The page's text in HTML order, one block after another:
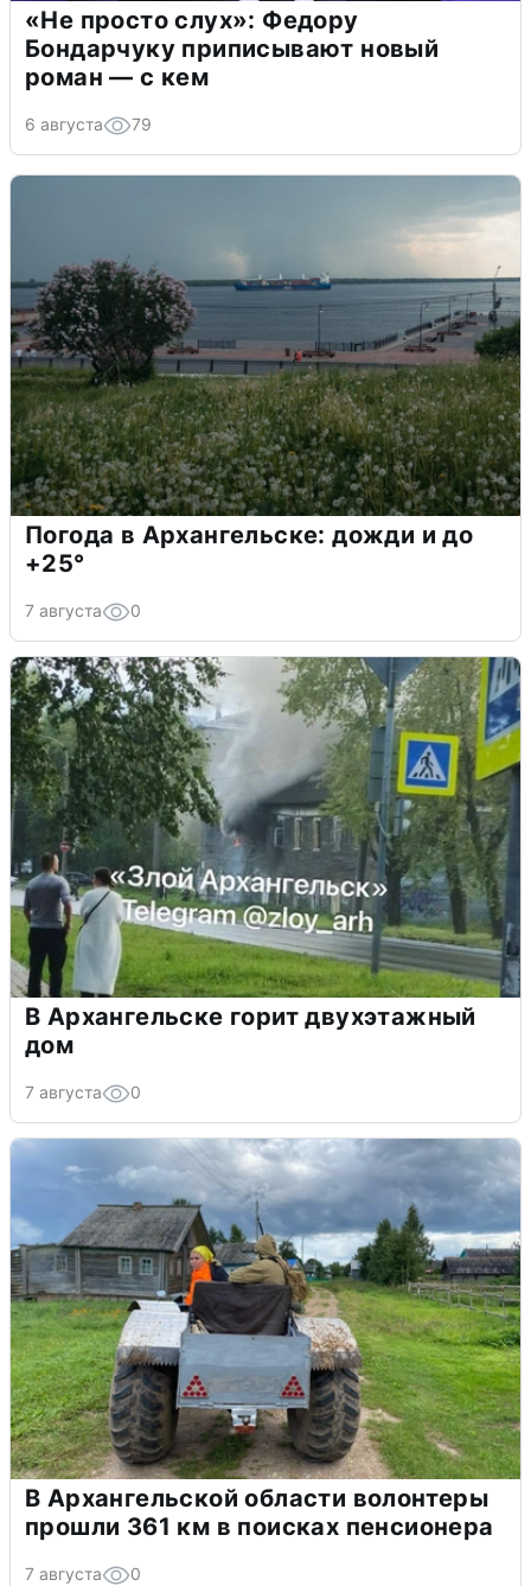
«Не просто слух»: Федору
Бондарчуку приписывают новый
роман — с кем
6 августа 79
Погода в Архангельске: дожди и до
+25°
7 августа 0
В Архангельске горит двухэтажный
дом
7 августа 0
В Архангельской области волонтеры
прошли 361 км в поисках пенсионера
7 августа 0